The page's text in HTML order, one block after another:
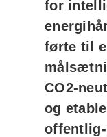
for
førte til
CO2-
og